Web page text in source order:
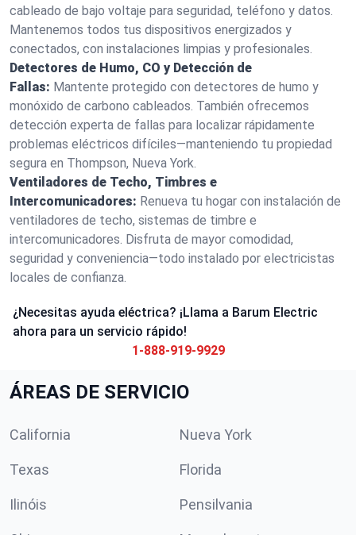
cableado de bajo voltaje para seguridad, teléfono y datos.
Mantenemos todos tus dispositivos energizados y
conectados, con instalaciones limpias y profesionales.
Detectores de Humo, CO y Detección de
Fallas: Mantente protegido con detectores de humo y
monóxido de carbono cableados. También ofrecemos
detección experta de fallas para localizar rápidamente
problemas eléctricos difíciles—manteniendo tu propiedad
segura en Thompson, Nueva York.
Ventiladores de Techo, Timbres e
Intercomunicadores: Renueva tu hogar con instalación de
ventiladores de techo, sistemas de timbre e
intercomunicadores. Disfruta de mayor comodidad,
seguridad y conveniencia—todo instalado por electricistas
locales de confianza.
¿Necesitas ayuda eléctrica? ¡Llama a Barum Electric
ahora para un servicio rápido!
1-888-919-9929
ÁREAS DE SERVICIO
California Nueva York
Texas Florida
Ilinóis Pensilvania